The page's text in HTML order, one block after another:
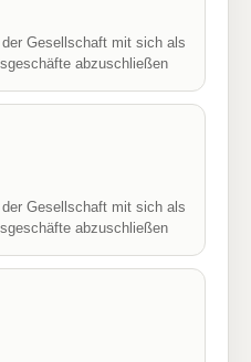
Gesellschaft mit sich als
abzuschließen
Gesellschaft mit sich als
abzuschließen